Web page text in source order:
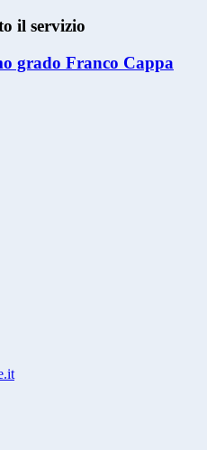
il servizio
grado Franco Cappa